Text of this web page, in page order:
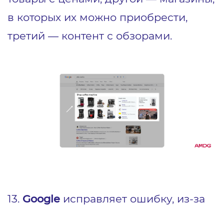
в которых их можно приобрести,
третий — контент с обзорами.
13. Google исправляет ошибку, из-за